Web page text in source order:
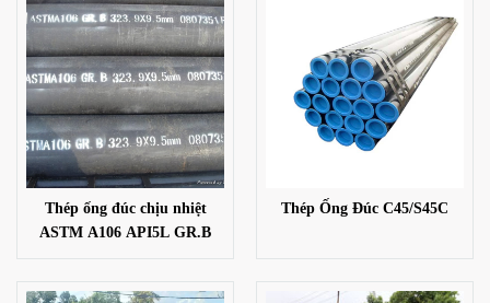
Thép ống đúc chịu nhiệt
ASTM A106 API5L GR.B
Thép Ống Đúc C45/S45C